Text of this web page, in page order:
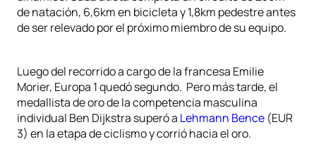
de natación, 6,6km en bicicleta y 1,8km pedestre antes
de ser relevado por el próximo miembro de su equipo.
Luego del recorrido a cargo de la francesa Emilie
Morier, Europa 1 quedó segundo. Pero más tarde, el
medallista de oro de la competencia masculina
individual Ben Dijkstra superó a Lehmann Bence (EUR
3) en la etapa de ciclismo y corrió hacia el oro.